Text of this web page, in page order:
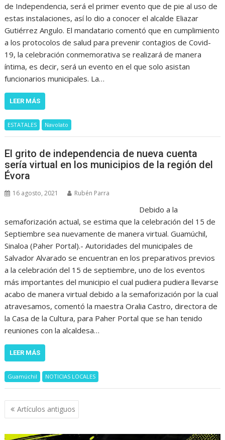
de Independencia, será el primer evento que de pie al uso de
estas instalaciones, así lo dio a conocer el alcalde Eliazar
Gutiérrez Angulo. El mandatario comentó que en cumplimiento
a los protocolos de salud para prevenir contagios de Covid-
19, la celebración conmemorativa se realizará de manera
íntima, es decir, será un evento en el que solo asistan
funcionarios municipales. La…
LEER MÁS
ESTATALES Navolato
El grito de independencia de nueva cuenta
sería virtual en los municipios de la región del
Évora
16 agosto, 2021 Rubén Parra
Debido a la
semaforización actual, se estima que la celebración del 15 de
Septiembre sea nuevamente de manera virtual. Guamúchil,
Sinaloa (Paher Portal).- Autoridades del municipales de
Salvador Alvarado se encuentran en los preparativos previos
a la celebración del 15 de septiembre, uno de los eventos
más importantes del municipio el cual pudiera pudiera llevarse
acabo de manera virtual debido a la semaforización por la cual
atravesamos, comentó la maestra Oralia Castro, directora de
la Casa de la Cultura, para Paher Portal que se han tenido
reuniones con la alcaldesa…
LEER MÁS
Guamúchil NOTICIAS LOCALES
Navegación
de
entradas
Artículos antiguos